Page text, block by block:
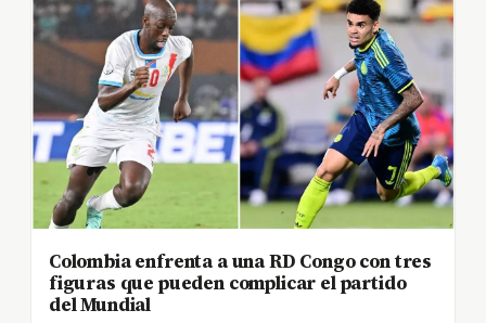
Colombia enfrenta a una RD Congo con tres
figuras que pueden complicar el partido
del Mundial